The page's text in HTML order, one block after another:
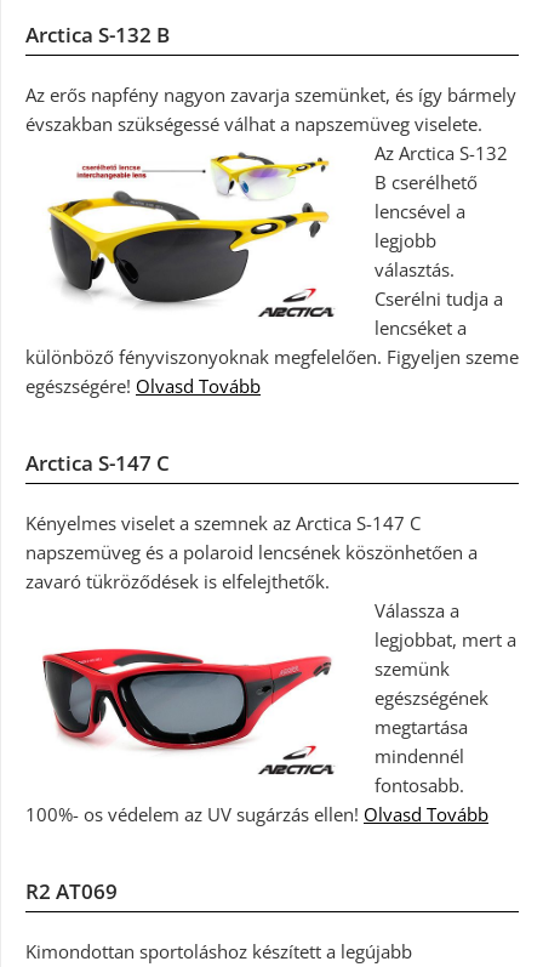
Arctica S-132 B
Az erős napfény nagyon zavarja szemünket, és így bármely
évszakban szükségessé válhat a napszemüveg viselete.
Az Arctica S-132
B cserélhető
lencsével a
legjobb
választás.
Cserélni tudja a
lencséket a
különböző fényviszonyoknak megfelelően. Figyeljen szeme
egészségére! Olvasd Tovább
Arctica S-147 C
Kényelmes viselet a szemnek az Arctica S-147 C
napszemüveg és a polaroid lencsének köszönhetően a
zavaró tükröződések is elfelejthetők.
Válassza a
legjobbat, mert a
szemünk
egészségének
megtartása
mindennél
fontosabb.
100%- os védelem az UV sugárzás ellen! Olvasd Tovább
R2 AT069
Kimondottan sportoláshoz készített a legújabb